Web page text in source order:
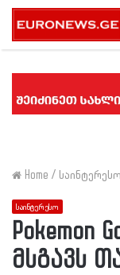
Home / საინტერესო
საინტერესო
Pokemon
მსგავს